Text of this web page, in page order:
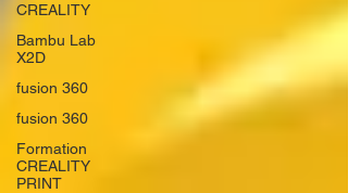
CREALITY
Bambu Lab
X2D
fusion 360
fusion 360
Formation
CREALITY
PRINT